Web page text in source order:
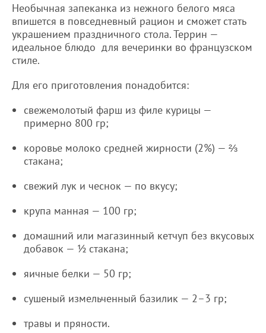
Необычная запеканка из нежного белого мяса
впишется в повседневный рацион и сможет стать
украшением праздничного стола. Террин —
идеальное блюдо для вечеринки во французском
стиле.
Для его приготовления понадобится:
свежемолотый фарш из филе курицы —
примерно 800 гр;
коровье молоко средней жирности (2%) — ⅔
стакана;
свежий лук и чеснок — по вкусу;
крупа манная — 100 гр;
домашний или магазинный кетчуп без вкусовых
добавок — ½ стакана;
яичные белки — 50 гр;
сушеный измельченный базилик — 2–3 гр;
травы и пряности.